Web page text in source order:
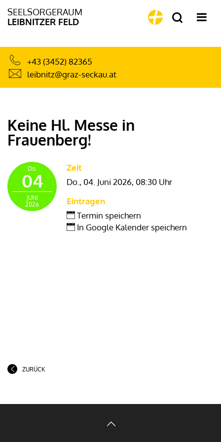
SEELSORGERAUM
LEIBNITZER FELD
+43 (3452) 82365
leibnitz@graz-seckau.at
Keine Hl. Messe in
Frauenberg!
Do.
04
JUNI
2026
Zeit
Do., 04. Juni 2026, 08:30 Uhr
Eintragen
Termin speichern
In Google Kalender speichern
ZURÜCK